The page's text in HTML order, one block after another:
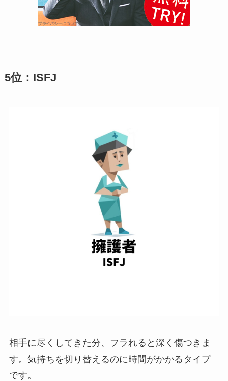
5位：ISFJ
相手に尽くしてきた分、フラれると深く傷つきま
す。気持ちを切り替えるのに時間がかかるタイプ
です。